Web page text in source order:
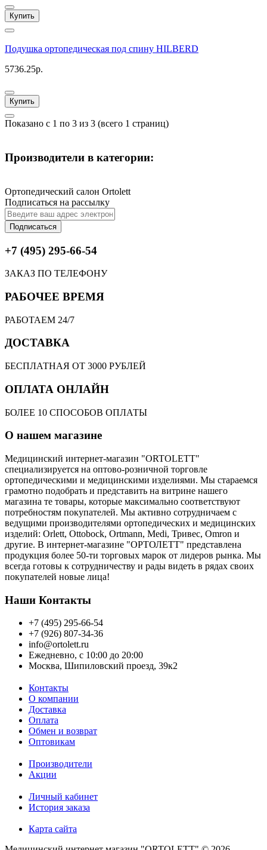
Купить
Подушка ортопедическая под спину HILBERD
5736.25р.
Купить
Показано с 1 по 3 из 3 (всего 1 страниц)
Производители в категории:
Ортопедический салон Ortolett
Подписаться на рассылку
Подписаться
+7 (495) 295-66-54
ЗАКАЗ ПО ТЕЛЕФОНУ
РАБОЧЕЕ ВРЕМЯ
РАБОТАЕМ 24/7
ДОСТАВКА
БЕСПЛАТНАЯ ОТ 3000 РУБЛЕЙ
ОПЛАТА ОНЛАЙН
БОЛЕЕ 10 СПОСОБОВ ОПЛАТЫ
О нашем магазине
Медицинский интернет-магазин "ORTOLETT"
специализируется на оптово-розничной торговле
ортопедическими и медицинскими изделиями. Мы стараемся
грамотно подобрать и представить на витрине нашего
магазина те товары, которые максимально соответствуют
потребностям покупателей. Мы активно сотрудничаем с
ведущими производителями ортопедических и медицинских
изделий: Orlett, Ottobock, Ortmann, Medi, Тривес, Omron и
другие. В интернет-магазине "ОРТОЛЕТТ" представлена
продукция более 50-ти торговых марок от лидеров рынка. Мы
всегда готовы к сотрудничеству и рады видеть в рядах своих
покупателей новые лица!
Наши Контакты
+7 (495) 295-66-54
+7 (926) 807-34-36
info@ortolett.ru
Ежедневно, с 10:00 до 20:00
Москва, Шипиловский проезд, 39к2
Контакты
О компании
Доставка
Оплата
Обмен и возврат
Оптовикам
Производители
Акции
Личный кабинет
История заказа
Карта сайта